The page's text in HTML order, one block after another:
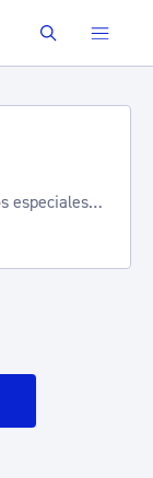
Buscar
especiales